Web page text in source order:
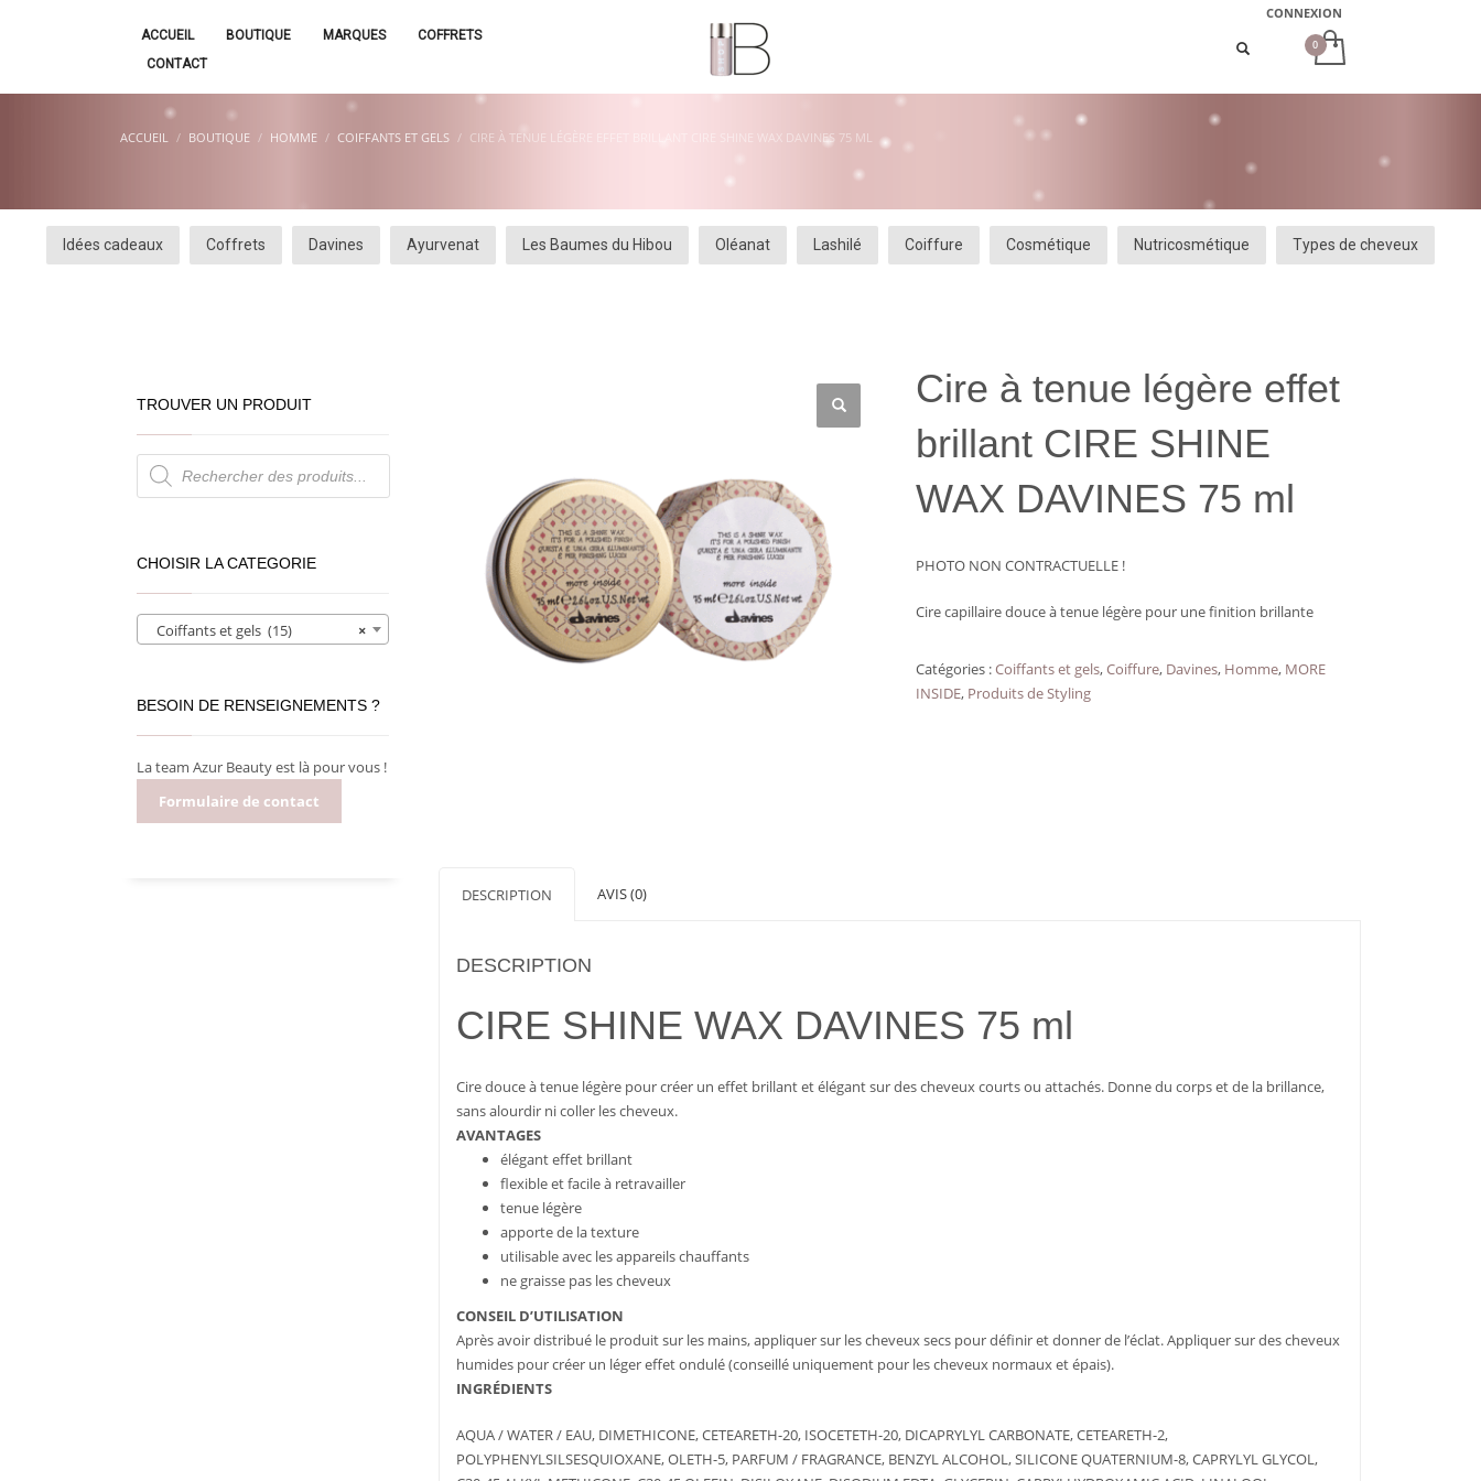
CONNEXION
ACCUEIL BOUTIQUE MARQUES
COFFRETS
CONTACT
ACCUEIL BOUTIQUE HOMME COIFFANTS ET GELS CIRE À TENUE LÉGÈRE EFFET BRILLANT CIRE SHINE WAX DAVINES 75 ML
Idées cadeaux Coffrets Davines Ayurvenat Les Baumes du Hibou Oléanat Lashilé Coiffure Cosmétique Nutricosmétique Types de cheveux
Cire à tenue légère effet
brillant CIRE SHINE
WAX DAVINES 75 ml
PHOTO NON CONTRACTUELLE !
Cire capillaire douce à tenue légère pour une finition brillante
Catégories :Coiffants et gels,Coiffure, Davines, Homme, MORE
INSIDE, Produits de Styling
DESCRIPTION AVIS (0)
DESCRIPTION
CIRE SHINE WAX DAVINES 75 ml
Cire douce à tenue légère pour créer un effet brillant et élégant sur des cheveux courts ou attachés. Donne du corps et de la brillance,
sans alourdir ni coller les cheveux.
AVANTAGES
élégant effet brillant
flexible et facile à retravailler
tenue légère
apporte de la texture
utilisable avec les appareils chauffants
ne graisse pas les cheveux
CONSEIL D’UTILISATION
Après avoir distribué le produit sur les mains, appliquer sur les cheveux secs pour définir et donner de l’éclat. Appliquer sur des cheveux
humides pour créer un léger effet ondulé (conseillé uniquement pour les cheveux normaux et épais).
INGRÉDIENTS
AQUA / WATER / EAU, DIMETHICONE, CETEARETH-20, ISOCETETH-20, DICAPRYLYL CARBONATE, CETEARETH-2,
POLYPHENYLSILSESQUIOXANE, OLETH-5, PARFUM / FRAGRANCE, BENZYL ALCOHOL, SILICONE QUATERNIUM-8, CAPRYLYL GLYCOL,
TROUVER UN PRODUIT
Recherche
de
produits
CHOISIR LA CATEGORIE
×
Coiffants et gels (15)
BESOIN DE RENSEIGNEMENTS ?
La team Azur Beauty est là pour vous !
Formulaire de contact